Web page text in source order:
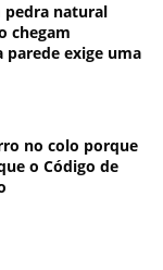
pedra natural
chegam
parede exige uma
no colo porque
o Código de